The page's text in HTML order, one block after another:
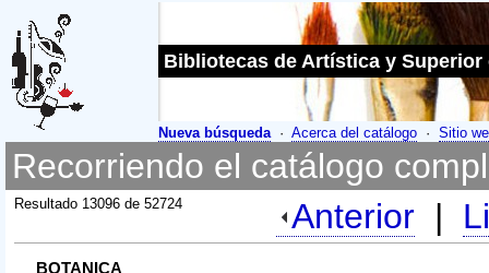
Bibliotecas de Artística y Superior
Nueva búsqueda· Acerca del catálogo · Sitio
Recorriendo el catálogo
Resultado 13096 de 52724 Anterior |
BOTANICA